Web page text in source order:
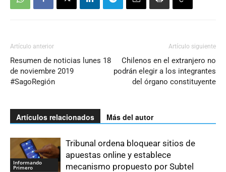
Artículo anterior
Resumen de noticias lunes 18
de noviembre 2019
#SagoRegión
Artículo siguiente
Chilenos en el extranjero no
podrán elegir a los integrantes
del órgano constituyente
Artículos relacionados Más del autor
Informando
Primero
Tribunal ordena bloquear sitios de
apuestas online y establece
mecanismo propuesto por Subtel